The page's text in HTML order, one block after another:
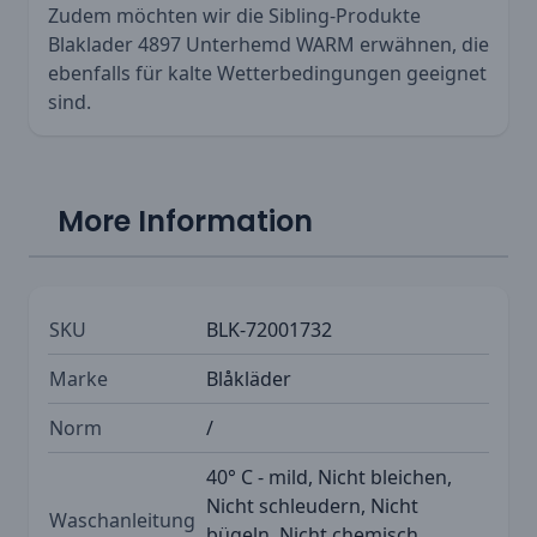
Zudem möchten wir die Sibling-Produkte
Blaklader 4897 Unterhemd WARM erwähnen, die
ebenfalls für kalte Wetterbedingungen geeignet
sind.
More Information
SKU
BLK-72001732
Marke
Blåkläder
Norm
/
Waschanleitung
40° C - mild, Nicht bleichen,
Nicht schleudern, Nicht